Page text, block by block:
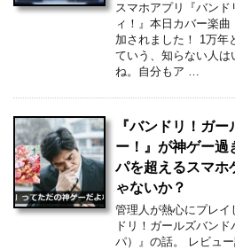
スマホアプリ『バン
ィ！』本日カバー楽
加されました！ 1万年
ていう、知らない人は
ね。自分もア …
『バンドリ！ガ
ー！』が神ゲー過
パを超えるスマホ
ゃないか？
管理人が熱心にプレイ
ドリ！ガールズバン
パ）』の話。 レビュ